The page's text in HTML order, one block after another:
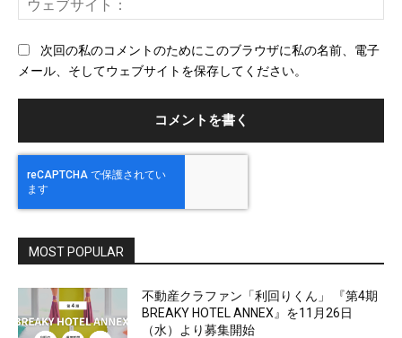
ェ
次回の私のコメントのためにこのブラウザに私の名前、電子
メール、そしてウェブサイトを保存してください。
MOST POPULAR
不動産クラファン「利回りくん」 『第4期
BREAKY HOTEL ANNEX』を11月26日
（水）より募集開始